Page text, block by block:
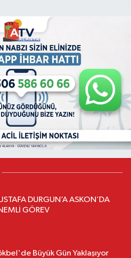
DURGUN’A ASKON’DA
GÖREV
Büyük Gün Yaklaşıyor